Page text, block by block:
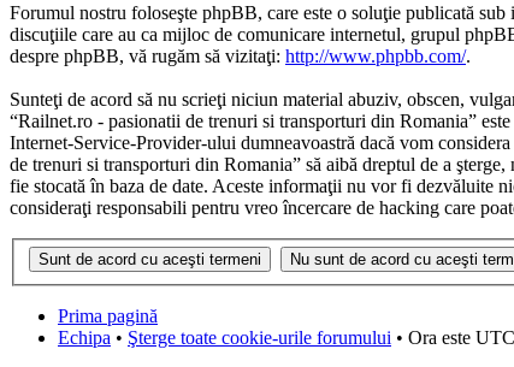
Forumul nostru foloseşte phpBB, care este o soluţie publicată sub
discuţiile care au ca mijloc de comunicare internetul, grupul
despre phpBB, vă rugăm să vizitaţi: http://www.phpbb.com/.
Sunteţi de acord să nu scrieţi niciun material abuziv, obscen,
“Railnet.ro - pasionatii de trenuri si transporturi din Romania”
Internet-Service-Provider-ului dumneavoastră dacă vom
de trenuri si transporturi din Romania” să aibă dreptul de a
fie stocată în baza de date. Aceste informaţii nu vor fi dezvăluite
consideraţi responsabili pentru vreo încercare de hacking care
Prima pagină
Echipa • Şterge toate cookie-urile forumului • Ora este